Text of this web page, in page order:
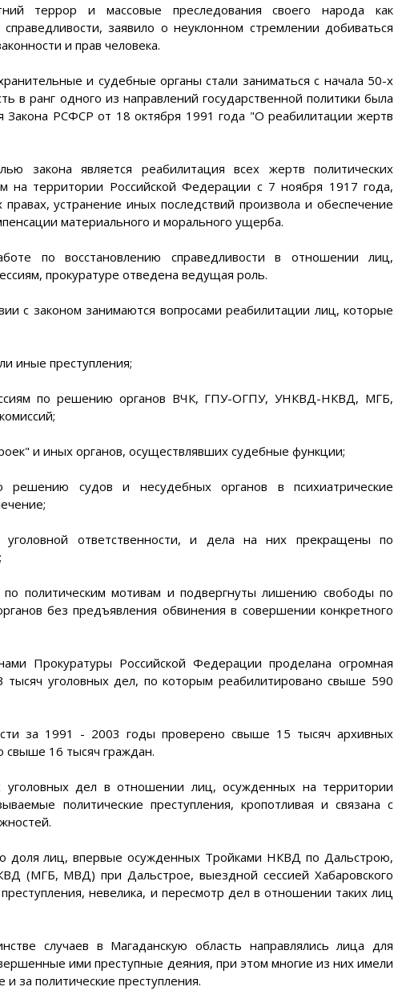
террор и массовые преследования своего народа как
заявило о неуклонном стремлении добиваться
и прав человека.
и судебные органы стали заниматься с начала 50-х
в ранг одного из направлений государственной политики была
Закона РСФСР от 18 октября 1991 года "О реабилитации жертв
закона является реабилитация всех жертв политических
на территории Российской Федерации с 7 ноября 1917 года,
правах, устранение иных последствий произвола и обеспечение
материального и морального ущерба.
по восстановлению справедливости в отношении лиц,
прокуратуре отведена ведущая роль.
с законом занимаются вопросами реабилитации лиц, которые
иные преступления;
по решению органов ВЧК, ГПУ-ОГПУ, УНКВД-НКВД, МГБ,
и иных органов, осуществлявших судебные функции;
судов и несудебных органов в психиатрические
ответственности, и дела на них прекращены по
политическим мотивам и подвергнуты лишению свободы по
без предъявления обвинения в совершении конкретного
Прокуратуры Российской Федерации проделана огромная
уголовных дел, по которым реабилитировано свыше 590
за 1991 - 2003 годы проверено свыше 15 тысяч архивных
свыше 16 тысяч граждан.
уголовных дел в отношении лиц, осужденных на территории
политические преступления, кропотливая и связана с
доля лиц, впервые осужденных Тройками НКВД по Дальстрою,
(МГБ, МВД) при Дальстрое, выездной сессией Хабаровского
невелика, и пересмотр дел в отношении таких лиц
случаев в Магаданскую область направлялись лица для
ими преступные деяния, при этом многие из них имели
за политические преступления.